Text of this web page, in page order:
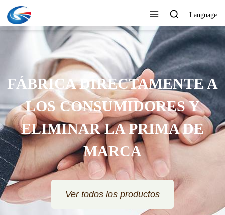
Language
FÁBRICA DIRECTAMENTE A
LOS CONSUMIDORES Y
ELIMINAR LA PRIMA DE
MARCA
Ver todos los productos